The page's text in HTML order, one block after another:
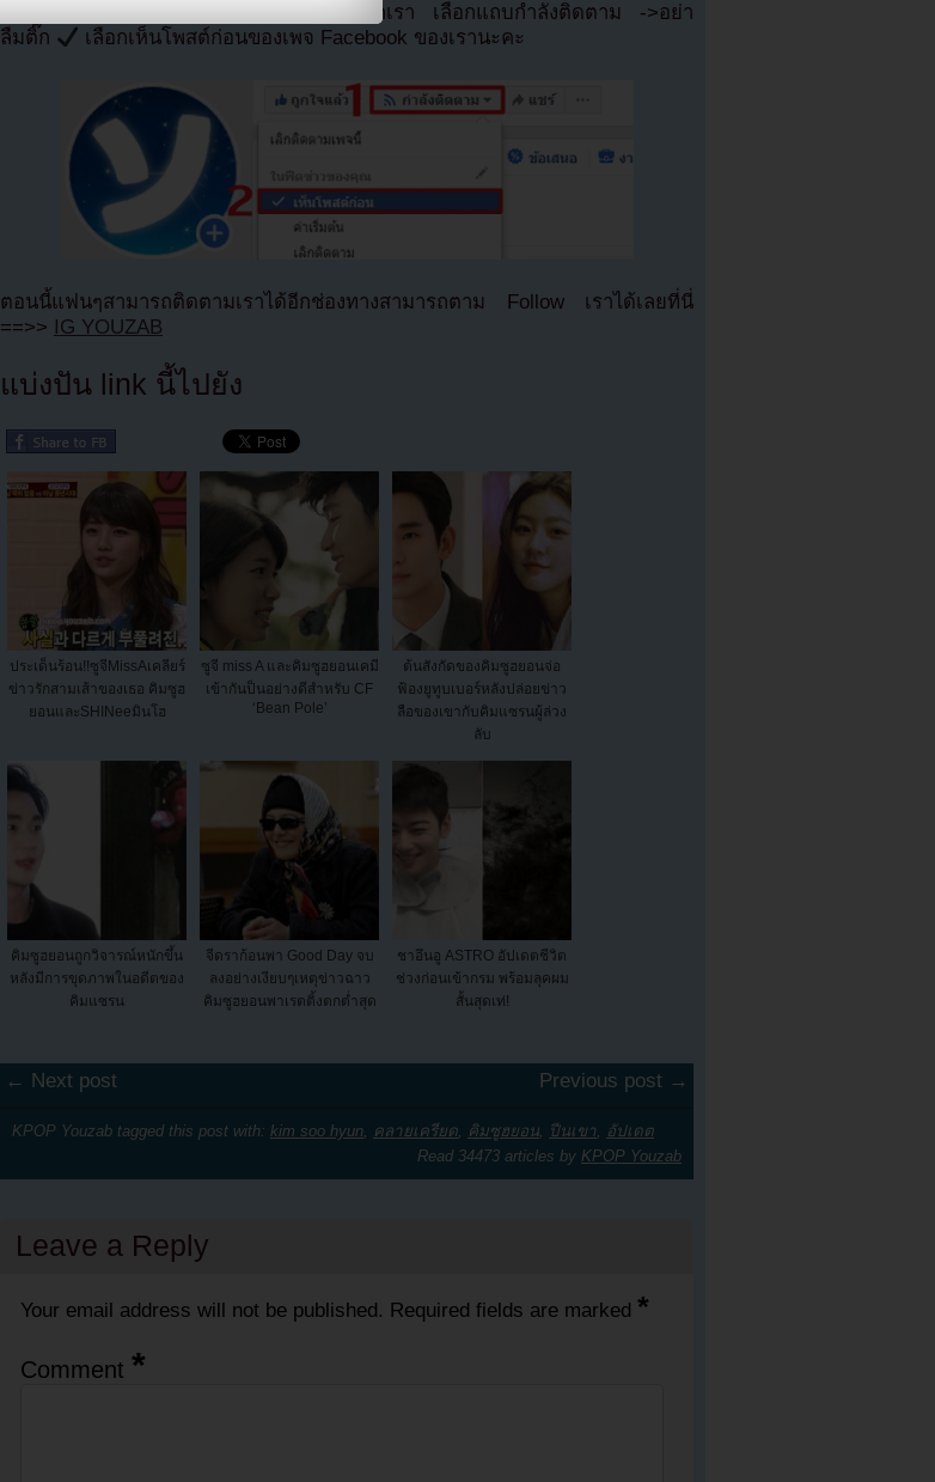
หากไม่ต้องการพลาดข่าวสารอย่างรวดเร็วจากเรา เลือกแถบกำลังติดตาม ->อย่า
ลืมติ๊ก
เลือกเห็นโพสต์ก่อนของเพจ Facebook ของเรานะคะ
ตอนนี้แฟนๆสามารถติดตามเราได้อีกช่องทางสามารถตาม Follow เราได้เลยที่นี่
==>> IG YOUZAB
แบ่งปัน link นี้ไปยัง
ประเด็นร้อน!!ซูจีMissAเคลียร์
ข่าวรักสามเส้าของเธอ คิมซูฮ
ยอนและSHINeeมินโฮ
ซูจี miss A และคิมซูฮยอนเคมี
เข้ากันป็นอย่างดีสำหรับ CF
‘Bean Pole’
ต้นสังกัดของคิมซูฮยอนจ่อ
ฟ้องยูทูบเบอร์หลังปล่อยข่าว
ลือของเขากับคิมแซรนผู้ล่วง
ลับ
คิมซูฮยอนถูกวิจารณ์หนักขึ้น
หลังมีการขุดภาพในอดีตของ
คิมแซรน
จีดราก้อนพา Good Day จบ
ลงอย่างเงียบๆเหตุข่าวฉาว
คิมซูฮยอนพาเรตติ้งตกต่ำสุด
ชาอึนอู ASTRO อัปเดตชีวิต
ช่วงก่อนเข้ากรม พร้อมลุคผม
สั้นสุดเท่!
← Next post Previous post →
KPOP Youzab tagged this post with: kim soo hyun, คลายเครียด, คิมซูฮยอน, ปีนเขา, อัปเดต
Read 34473 articles by KPOP Youzab
Leave a Reply
Your email address will not be published. Required fields are marked *
Comment *